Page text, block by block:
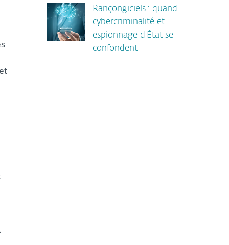
Rançongiciels : quand
cybercriminalité et
espionnage d'État se
confondent